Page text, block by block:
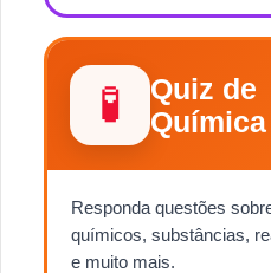
🧪
Quiz de
Química
Responda questões
químicos, substâncias,
e muito mais.